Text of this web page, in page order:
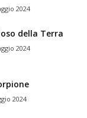
2024
della Terra
2024
2024